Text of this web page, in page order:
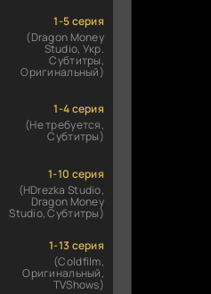
1-5 серия
(Dragon Money
Studio, Укр.
Субтитры,
Оригинальный)
1-4 серия
(Не требуется,
Субтитры)
1-10 серия
(HDrezka Studio,
Dragon Money
Studio, Субтитры)
1-13 серия
(Coldfilm,
Оригинальный,
TVShows)